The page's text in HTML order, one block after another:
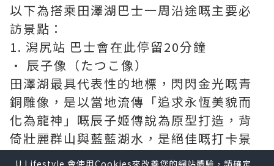
以下為搭乘田澤湖巴士一周沿途嘅主要必
訪景點：
1. 潟尻站 巴士會在此停留20分鐘
• 辰子像（たつこ像）
田澤湖最具代表性的地標，閃閃金光嘅青
銅雕像，是以當地流傳「追求永恆美貌而
化為龍神」嘅辰子姬傳說為原型打造，背
倚壯麗群山與藍藍湖水，是絕佳嘅打卡景
點。
U Lifestyle 會使用Cookies來改善您的網站體驗，請確定